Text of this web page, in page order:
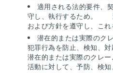
適用される法的要件、
守し、執行するため。
および方針を遵守し、これ
潜在的または実際のク
犯罪行為を防止、検知、
潜在的または実際のクレ
活動に対して、予防、検知